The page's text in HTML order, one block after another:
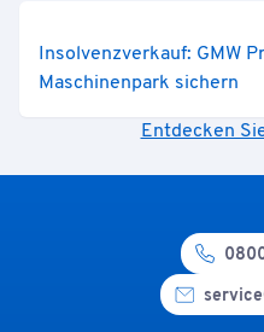
Insolvenzverkauf: GMW
Maschinenpark sichern
Entdecken